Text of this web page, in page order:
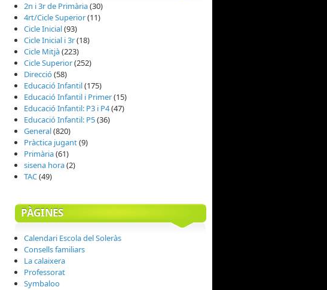
2n i 3r de Primària(30)
4rt/Cicle Superior(11)
Cicle Inicial(93)
Cicle Inicial i 3r(18)
Cicle Mitjà(223)
Cicle Superior(252)
Direcció(58)
Educació Infantil(175)
Educació Infantil i Primer(15)
Educació Infantil: P3 i P4(47)
Educació Infantil: P5(36)
General(820)
Pràctica jugant(9)
Primària(61)
sisena hora(2)
TAC(49)
PÀGINES
Calendari Escola del Soleràs
Consells familiars
La calaixera
Professorat
Symbaloo